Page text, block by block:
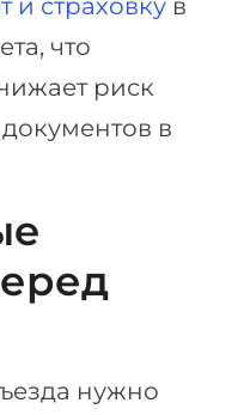
что
риск
в
нужно